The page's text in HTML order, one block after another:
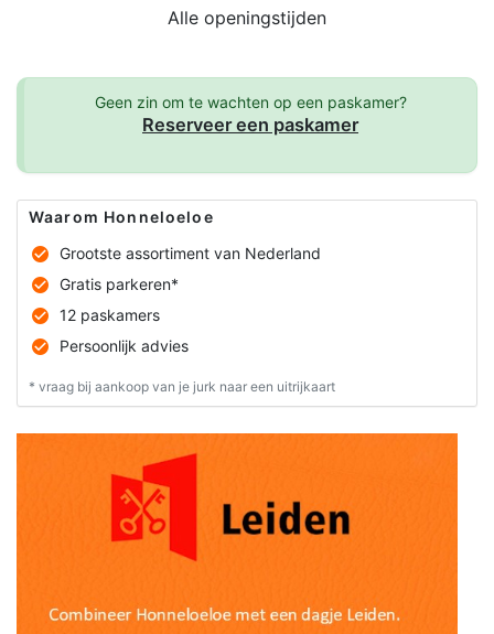
Alle openingstijden
Geen zin om te wachten op een paskamer?
Reserveer een paskamer
Waarom Honneloeloe
Grootste assortiment van Nederland
Gratis parkeren*
12 paskamers
Persoonlijk advies
* vraag bij aankoop van je jurk naar een uitrijkaart